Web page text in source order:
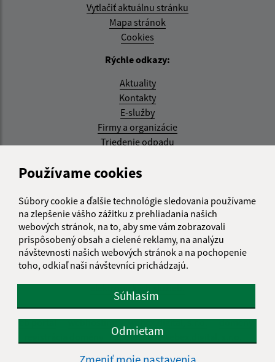
Používame cookies
Súbory cookie a ďalšie technológie sledovania používame
na zlepšenie vášho zážitku z prehliadania našich
webových stránok, na to, aby sme vám zobrazovali
prispôsobený obsah a cielené reklamy, na analýzu
návštevnosti našich webových stránok a na pochopenie
toho, odkiaľ naši návštevníci prichádzajú.
Súhlasím
Odmietam
Vytlačiť aktuálnu stránku
Mapa stránok
Cookies
Rýchle odkazy:
Aktuality
Kontakty
E-služby
Firmy a organizácie
Triedenie odpadu
Aktualizované:
RSS
Správca obsahu:
Správca obsahu je Obec Kysak.
Vytvorené v súlade sJednotným dizajn manuálom
elektronických služieb.
web portál webhosting webex.digital, s.r.o.
domény
spoločnosť webex.digital, s.r.o.